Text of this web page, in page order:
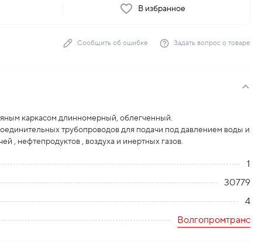
В избранное
Сообщить об ошибке Задать вопрос о товаре
каркасом длинномерный, облегченный.
трубопроводов для подачи под давлением воды и
, нефтепродуктов , воздуха и инертных газов.
1
30779
4
Волгопромтранс